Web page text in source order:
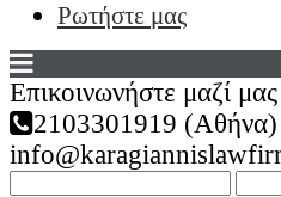
Ρωτήστε μας
Επικοινωνήστε μαζί μας
2103301919 (Αθήνα)